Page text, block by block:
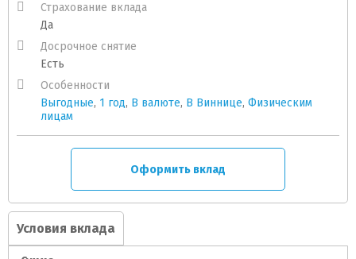
Страхование вклада
Да
Досрочное снятие
Есть
Особенности
Выгодные, 1 год, В валюте, В Виннице, Физическим
лицам
Оформить вклад
Условия вклада